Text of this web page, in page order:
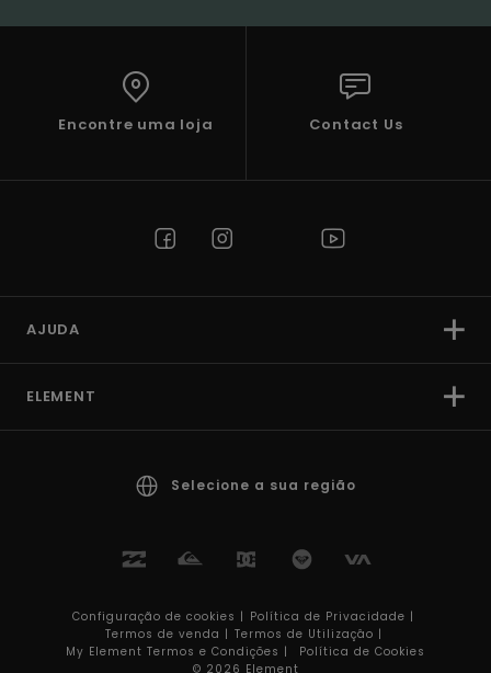
Encontre uma loja Contact Us
AJUDA
ELEMENT
Selecione a sua região
Configuração de cookies | Política de Privacidade |
Termos de venda | Termos de Utilizaçâo |
My Element Termos e Condições |
Política de Cookies
© 2026 Element